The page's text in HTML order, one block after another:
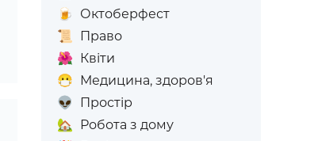
🍺
Октоберфест
📜
Право
🌺 Квіти
😷 Медицина, здоров'я
👽
Простір
🏡
Робота з дому